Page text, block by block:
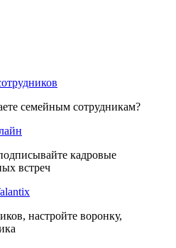
семейным сотрудникам?
кадровые
встреч
настройте воронку,